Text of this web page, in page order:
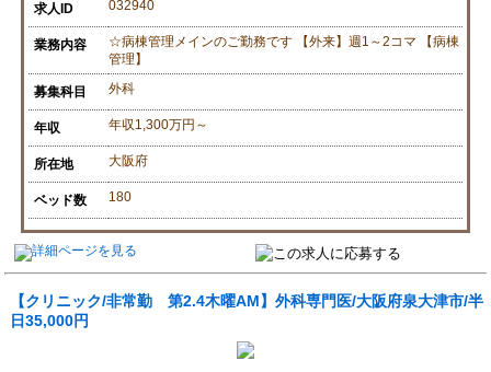
求人ID 032940
業務内容
☆病棟管理メインのご勤務です 【外来】週1～2コマ 【病棟
管理】
募集科目 外科
年収 年収1,300万円～
所在地 大阪府
ベッド数 180
【クリニック/非常勤 第2.4木曜AM】外科専門医/大阪府泉大津市/半
日35,000円